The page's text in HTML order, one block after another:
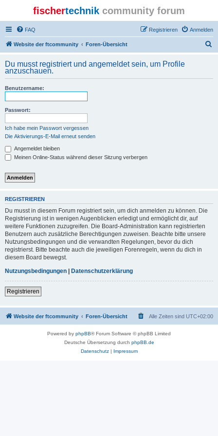
fischertechnik community forum
FAQ Anmelden
Registrieren
Website der ftcommunity Foren-Übersicht
h
Du musst registriert und angemeldet sein, um Profile
anzuschauen.
Benutzername:
Passwort:
Ich habe mein Passwort vergessen
Die Aktivierungs-E-Mail erneut senden
Angemeldet bleiben
Meinen Online-Status während dieser Sitzung verbergen
REGISTRIEREN
Du musst in diesem Forum registriert sein, um dich anmelden zu können. Die
Registrierung ist in wenigen Augenblicken erledigt und ermöglicht dir, auf
weitere Funktionen zuzugreifen. Die Board-Administration kann registrierten
Benutzern auch zusätzliche Berechtigungen zuweisen. Beachte bitte unsere
Nutzungsbedingungen und die verwandten Regelungen, bevor du dich
registrierst. Bitte beachte auch die jeweiligen Forenregeln, wenn du dich in
diesem Board bewegst.
Nutzungsbedingungen | Datenschutzerklärung
Registrieren
Website der ftcommunity Foren-Übersicht Alle Zeiten sind UTC+02:00
Powered by phpBB® Forum Software © phpBB Limited
Deutsche Übersetzung durch phpBB.de
Datenschutz| Impressum